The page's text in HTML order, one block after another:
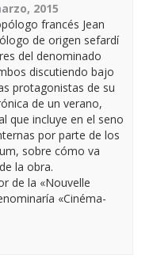
2015
francés Jean
de origen sefardí
del denominado
discutiendo bajo
protagonistas de su
de un verano,
que incluye en el seno
por parte de los
sobre cómo va
la obra.
de la «Nouvelle
«Cinéma-